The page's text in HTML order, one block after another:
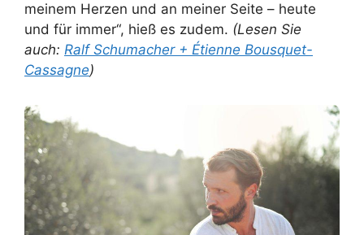
meinem Herzen und an meiner Seite – heute
und für immer“, hieß es zudem. (Lesen Sie
auch: Ralf Schumacher + Étienne Bousquet-
Cassagne)